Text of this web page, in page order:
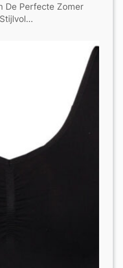
De Perfecte Zomer